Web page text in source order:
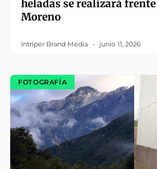
heladas se realizará
Moreno
Intriper Brand Media junio 11, 2026
FOTOGRAFÍA